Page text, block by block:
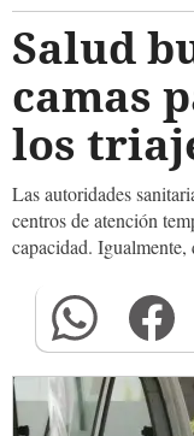
Salud
camas
los
Las autoridades
centros de atención
capacidad. Igualmente,